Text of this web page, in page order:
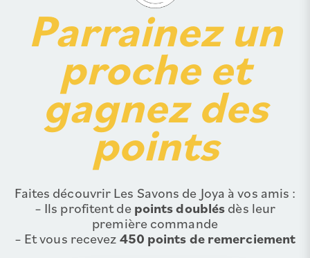
Parrainez un
proche et
gagnez des
points
Faites découvrir Les Savons de Joya à vos amis :
– Ils profitent de points doublés dès leur
première commande
– Et vous recevez 450 points de remerciement